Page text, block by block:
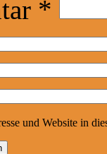
*
und Website in